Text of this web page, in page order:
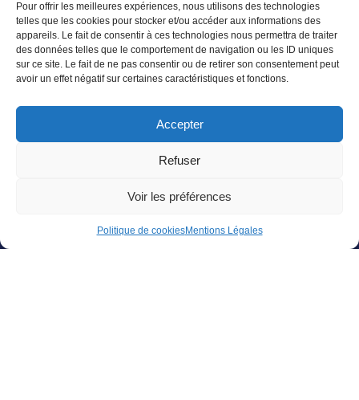
Pour offrir les meilleures expériences, nous utilisons des technologies
telles que les cookies pour stocker et/ou accéder aux informations des
appareils. Le fait de consentir à ces technologies nous permettra de traiter
des données telles que le comportement de navigation ou les ID uniques
sur ce site. Le fait de ne pas consentir ou de retirer son consentement peut
avoir un effet négatif sur certaines caractéristiques et fonctions.
Accepter
Refuser
Voir les préférences
Politique de cookiesMentions Légales
[
Bien vieillir, ensemble]
Nos résidents au cœur de Festi'Fossette à Barlin !
Pendant 11 jours, les résidents de la Résidence
Autonomie Les Trèfles et de l'EHPAD Les Charmilles
de Barlin ont pleinement profité des animations
municipales de Festi'Fossette : train touristique,
animations, goûters d'été... Et, pour certains, le repas
festif du 26 juillet animé par Michel Pruvot, aux côtés